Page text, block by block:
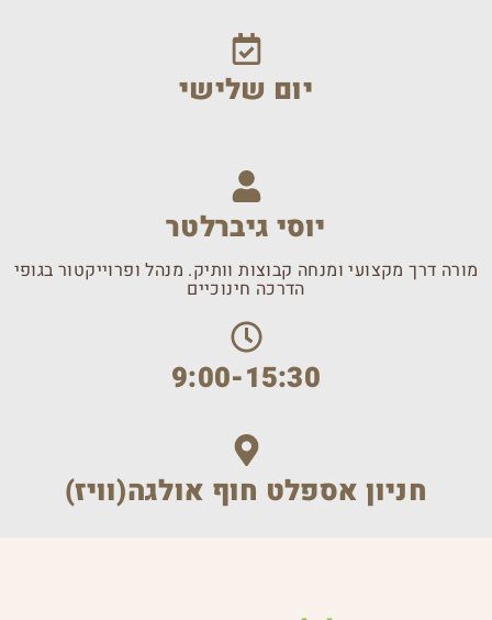
יום שלישי
יוסי גיברלטר
מורה דרך מקצועי ומנחה קבוצות וותיק. מנהל ופרוייקטור בגופי
הדרכה חינוכיים
9:00-15:30
חניון אספלט חוף אולגה(וויז)